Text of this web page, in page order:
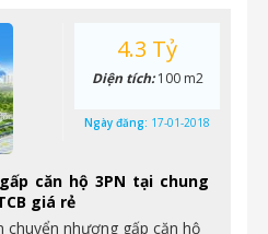
căn hộ 3PN tại chung
giá rẻ
chuyển nhượng gấp căn hộ
4.3 Tỷ
Diện tích:100 m2
Ngày đăng: 17-01-2018